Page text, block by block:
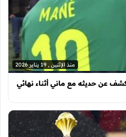
منذ الإثنين , 19 يناير 2026
عن حديثه مع ماني أثناء نهائي